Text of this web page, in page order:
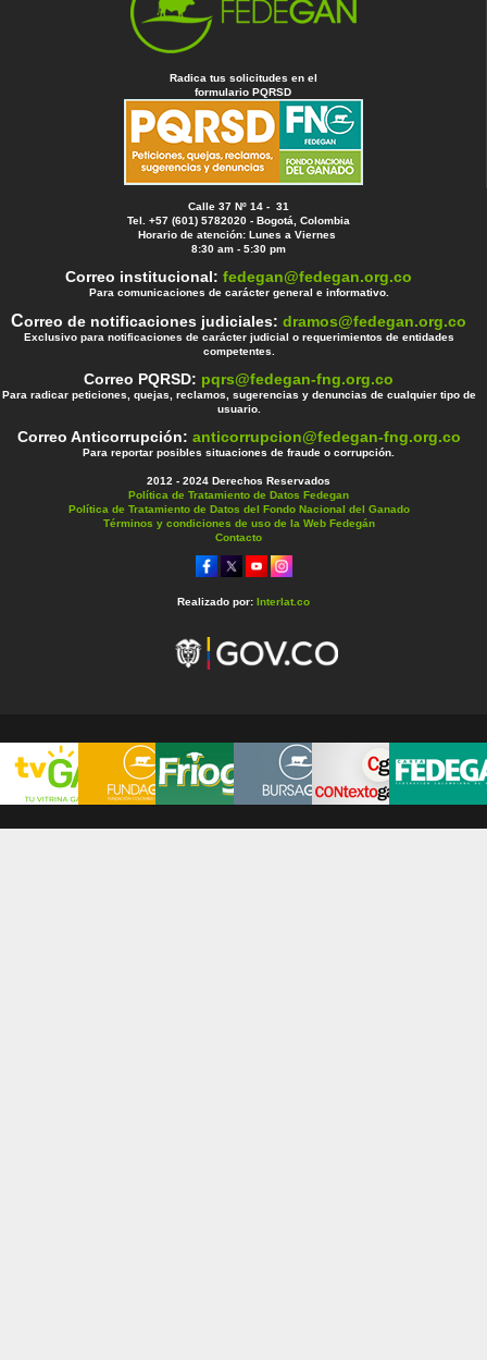
Radica tus solicitudes en el
formulario PQRSD
Calle 37 Nº 14 - 31
Tel. +57 (601) 5782020 - Bogotá, Colombia
Horario de atención: Lunes a Viernes
8:30 am - 5:30 pm
Correo institucional:fedegan@fedegan.org.co
Para comunicaciones de carácter general e informativo.
Correo de notificaciones judiciales:dramos@fedegan.org.co
Exclusivo para notificaciones de carácter judicial o requerimientos de entidades
competentes.
Correo PQRSD: pqrs@fedegan-fng.org.co
Para radicar peticiones, quejas, reclamos, sugerencias y denuncias de cualquier tipo de
usuario.
Correo Anticorrupción: anticorrupcion@fedegan-fng.org.co
Para reportar posibles situaciones de fraude o corrupción.
2012 - 2024 Derechos Reservados
Política de Tratamiento de Datos Fedegan
Política de Tratamiento de Datos del Fondo Nacional del Ganado
Términos y condiciones de uso de la Web Fedegán
Contacto
Realizado por: Interlat.co